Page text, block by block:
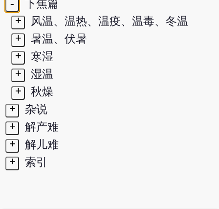
-
下焦篇
+
风温、温热、温疫、温毒、冬温
+
暑温、伏暑
+
寒湿
+
湿温
+
秋燥
+
杂说
+
解产难
+
解儿难
+
索引